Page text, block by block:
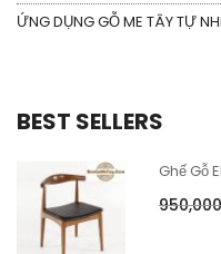
ỨNG DỤNG GỖ ME TÂY TỰ
BEST SELLERS
Ghế Gỗ
950,000